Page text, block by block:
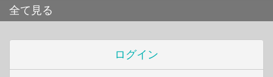
全て見る
ログイン